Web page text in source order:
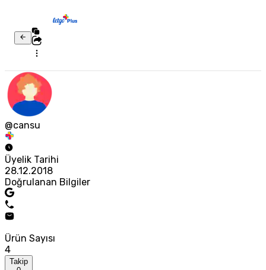
@cansu
Üyelik Tarihi
28.12.2018
Doğrulanan Bilgiler
Ürün Sayısı
4
Takip